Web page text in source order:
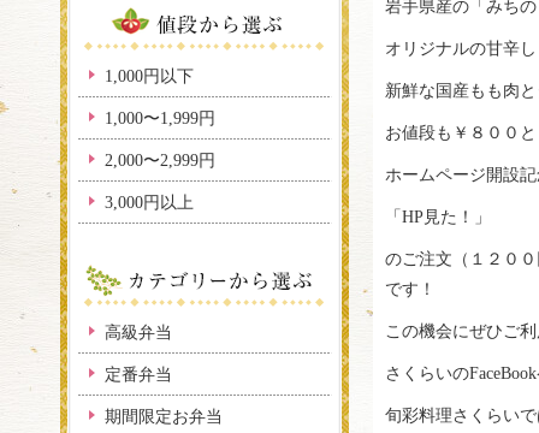
岩手県産の「みち
オリジナルの甘辛
新鮮な国産もも肉
お値段も￥８００
ホームページ開設記
「HP見た！」
のご注文（１２０
です！
この機会にぜひご
さくらいの
旬彩料理さくらい
1,000円以下
1,000〜1,999円
2,000〜2,999円
3,000円以上
高級弁当
定番弁当
期間限定お弁当